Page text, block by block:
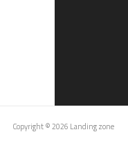
Copyright © 2026 Landing zone